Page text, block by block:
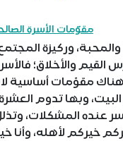
مقوّمات الأسرة
وركيزة
والأخلاق؛
مقوّمات أساسية
وبها تدوم
عنده المشكلات،
خيركم لأهله، وأنا